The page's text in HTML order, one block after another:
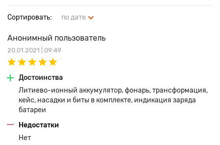
• Будете пользоваться годами! Редуктор оснащен
аккумулятор не подвержен эффекту памяти.
Комплектация:
• Шуруповерт;
• Устройство зарядное;
• Насадки 25 мм - PH2, PH2, PZ2, PZ2, SL 6, SL 6;
• Переходник для торцевых головок;
• Магнитный переходник-удлинитель для насадок;
• Инструкция по безопасности;
• Руководство по эксплуатации;
Сортировать: по дате
Анонимный пользователь
20.01.2021 | 09:49
Достоинства
Литиево-ионный аккумулятор, фонарь, трансформация,
кейс, насадки и биты в комплекте, индикация заряда
батареи
Недостатки
Нет